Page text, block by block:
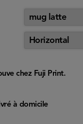
chez Fuji Print.
à domicile